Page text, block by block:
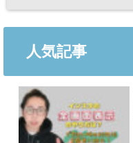
人気記事